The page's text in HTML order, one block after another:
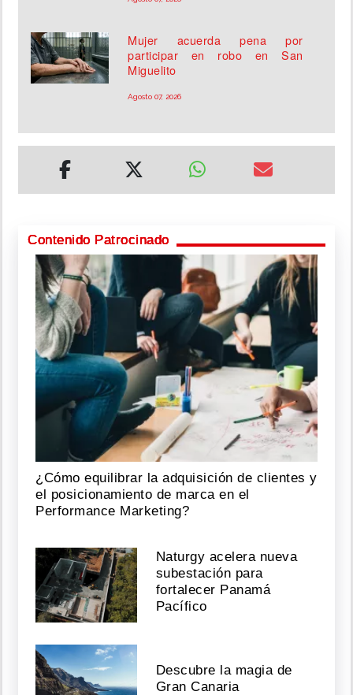
Mujer acuerda pena por
participar en robo en San
Miguelito
Agosto 07, 2026
Contenido Patrocinado
¿Cómo equilibrar la adquisición de clientes y
el posicionamiento de marca en el
Performance Marketing?
Naturgy acelera nueva
subestación para
fortalecer Panamá
Pacífico
Descubre la magia de
Gran Canaria